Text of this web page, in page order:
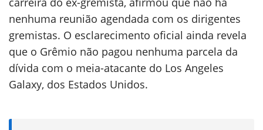
nenhuma reunião agendada com os dirigentes
gremistas. O esclarecimento oficial ainda revela
que o Grêmio não pagou nenhuma parcela da
dívida com o meia-atacante do Los Angeles
Galaxy, dos Estados Unidos.